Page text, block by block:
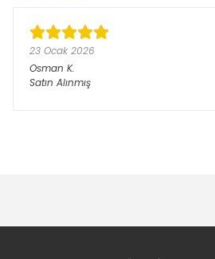
23 Ocak 2026
Osman K.
Satın Alınmış